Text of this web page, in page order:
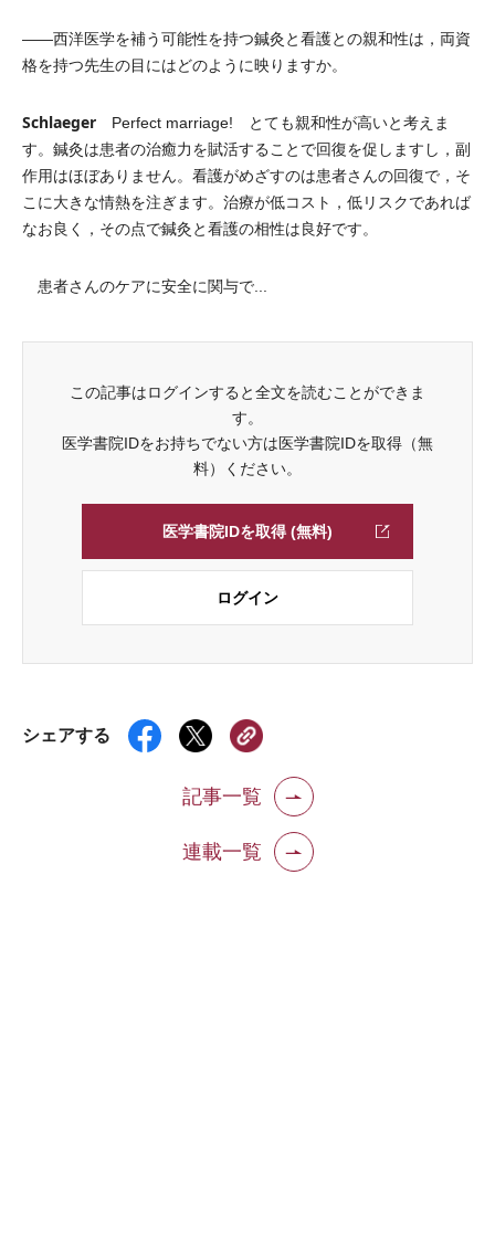
――西洋医学を補う可能性を持つ鍼灸と看護との親和性は，両資
格を持つ先生の目にはどのように映りますか。
Schlaeger Perfect marriage! とても親和性が高いと考えま
す。鍼灸は患者の治癒力を賦活することで回復を促しますし，副
作用はほぼありません。看護がめざすのは患者さんの回復で，そ
こに大きな情熱を注ぎます。治療が低コスト，低リスクであれば
なお良く，その点で鍼灸と看護の相性は良好です。
患者さんのケアに安全に関与で...
この記事はログインすると全文を読むことができま
す。
医学書院IDをお持ちでない方は医学書院IDを取得（無
料）ください。
医学書院IDを取得 (無料)
ログイン
シェアする
記事一覧
連載一覧